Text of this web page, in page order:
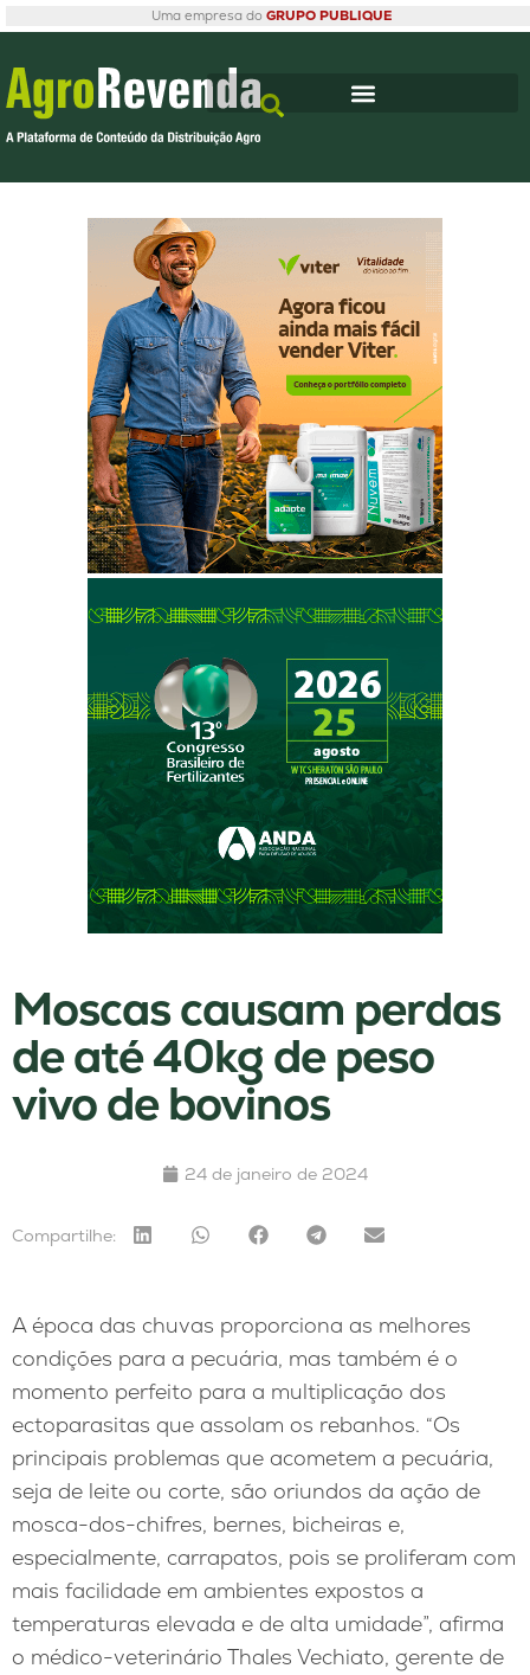
Uma empresa do GRUPO PUBLIQUE
Moscas causam perdas
de até 40kg de peso
vivo de bovinos
24 de janeiro de 2024
Compartilhe:
A época das chuvas proporciona as melhores
condições para a pecuária, mas também é o
momento perfeito para a multiplicação dos
ectoparasitas que assolam os rebanhos. “Os
principais problemas que acometem a pecuária,
seja de leite ou corte, são oriundos da ação de
mosca-dos-chifres, bernes, bicheiras e,
especialmente, carrapatos, pois se proliferam com
mais facilidade em ambientes expostos a
temperaturas elevada e de alta umidade”, afirma
o médico-veterinário Thales Vechiato, gerente de